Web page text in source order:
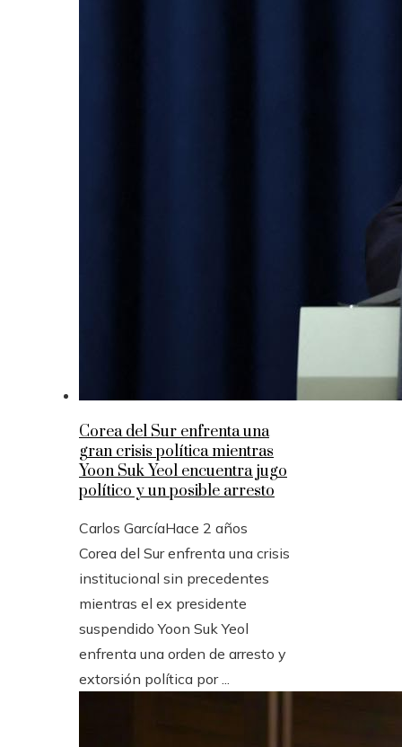
Corea del Sur enfrenta una
gran crisis política mientras
Yoon Suk Yeol encuentra jugo
político y un posible arresto
Carlos GarcíaHace 2 años
Corea del Sur enfrenta una crisis
institucional sin precedentes
mientras el ex presidente
suspendido Yoon Suk Yeol
enfrenta una orden de arresto y
extorsión política por ...